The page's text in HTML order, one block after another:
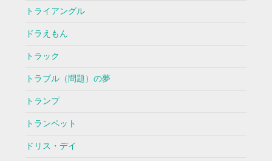
トライアングル
ドラえもん
トラック
トラブル（問題）の夢
トランプ
トランペット
ドリス・デイ